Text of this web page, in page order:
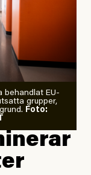
att ha
bedömer
ska
i delar av
vädret
behandlat EU-
grupper,
Foto: